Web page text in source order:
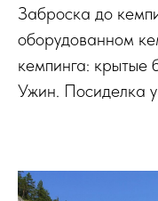
Заброска до
оборудованном
кемпинга: крытые
Ужин. Посиделка